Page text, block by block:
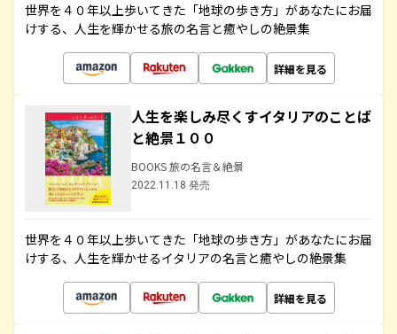
世界を４０年以上歩いてきた「地球の歩き方」があなたにお届
けする、人生を輝かせる旅の名言と癒やしの絶景集
詳細を見る
人生を楽しみ尽くすイタリアのことば
と絶景１００
BOOKS 旅の名言＆絶景
2022.11.18 発売
世界を４０年以上歩いてきた「地球の歩き方」があなたにお届
けする、人生を輝かせるイタリアの名言と癒やしの絶景集
詳細を見る